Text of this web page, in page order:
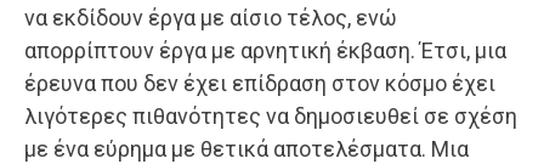
να εκδίδουν έργα με αίσιο τέλος, ενώ
απορρίπτουν έργα με αρνητική έκβαση. Έτσι, μια
έρευνα που δεν έχει επίδραση στον κόσμο έχει
λιγότερες πιθανότητες να δημοσιευθεί σε σχέση
με ένα εύρημα με θετικά αποτελέσματα. Μια